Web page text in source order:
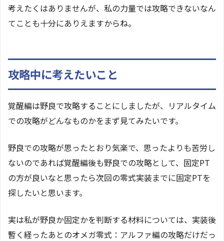
考えたくはありませんが、私の力量では攻略できないなん
てことも十分にありえますからね。
攻略中に考えたいこと
覚醒編は野良で攻略することにしましたが、リアルタイム
での攻略がどんなものかをまず見てみたいです。
野良での攻略が思ったとおり気楽で、思ったよりも苦労し
ないのであれば覚醒編後も野良での攻略として、固定PT
の方が良いなと思ったら次回の零式実装までに固定PTを
探したいと思います。
実は私が野良か固定かを判断する材料については、実装後
暫く経ったあとのオメガ零式：アルファ編の攻略だけだっ